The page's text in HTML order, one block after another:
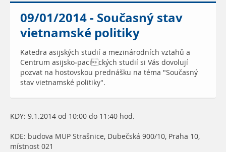
09/01/2014 - Současný stav
vietnamské politiky
Katedra asijských studií a mezinárodních vztahů a
Centrum asijsko-pacických studií si Vás dovolují
pozvat na hostovskou prednášku na téma "Současný
stav vietnamské politiky".
KDY: 9.1.2014 od 10:00 do 11:40 hod.
KDE: budova MUP Strašnice, Dubečská 900/10, Praha 10,
místnost 021